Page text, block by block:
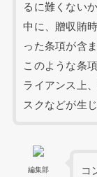
るに難くない
中に、贈収賄
った条項が含
このような条
ライアンス上
スクなどが生じ
編集部
コ